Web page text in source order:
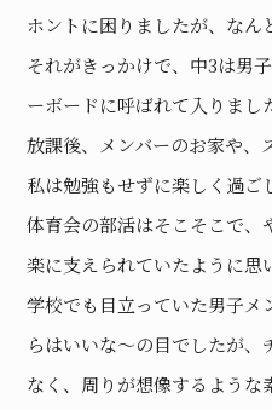
ホントに困りましたが、なん
それがきっかけで、中3は男
ーボードに呼ばれて入りまし
放課後、メンバーのお家や、
私は勉強もせずに楽しく過ご
体育会の部活はそこそこで
楽に支えられていたように思
学校でも目立っていた男子メ
らはいいな〜の目でしたが
なく、周りが想像するよう